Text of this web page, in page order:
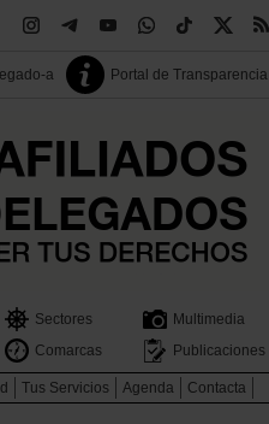
a Portal de Transparencia
Sectores
Multimedia
Comarcas Publicaciones
Tus Servicios Agenda Contacta